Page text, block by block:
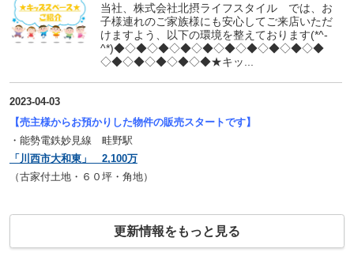
当社、株式会社北摂ライフスタイル では、お
子様連れのご家族様にも安心してご来店いただ
けますよう、以下の環境を整えております(*^-
^*)◆◇◆◇◆◇◆◇◆◇◆◇◆◇◆◇◆◇◆
◇◆◇◆◇◆◇◆◇◆★キッ...
2023-04-03
【売主様からお預かりした物件の販売スタートです】
・能勢電鉄妙見線 畦野駅
「川西市大和東」 2,100万
（古家付土地・６０坪・角地）
更新情報をもっと見る